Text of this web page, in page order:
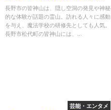
洞があること発見。
長野市の皆神山は、隠し空洞の発見や神秘
的な体験が話題の霊山。訪れる人々に感動
を与え、魔法学校の研修先としても人気。
長野市松代町の皆神山には、...
芸能・エンタメ